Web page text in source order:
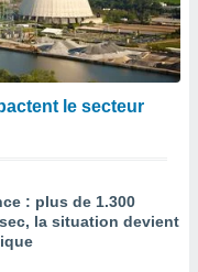
le secteur
: plus de 1.300
la situation devient